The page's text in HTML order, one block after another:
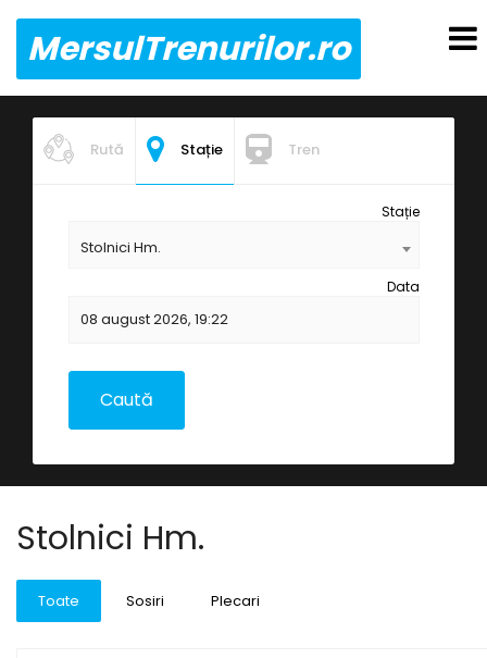
MersulTrenurilor.ro
Rută Stație Tren
Stație
Stolnici Hm.
Data
Stolnici Hm.
Toate Sosiri Plecari